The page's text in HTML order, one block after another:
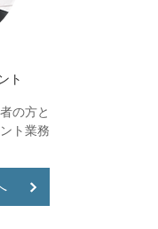
ト
の方と
ト業務